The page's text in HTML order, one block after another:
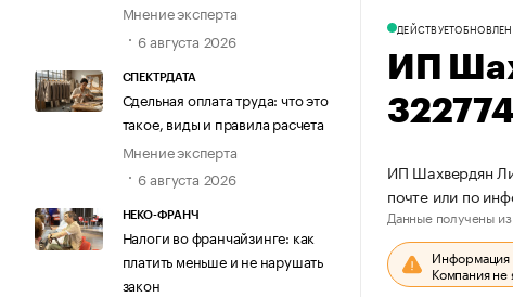
Мнение эксперта
6 августа 2026
СПЕКТРДАТА
Сдельная оплата труда: что это
такое, виды и правила расчета
Мнение эксперта
6 августа 2026
НЕКО-ФРАНЧ
Налоги во франчайзинге: как
платить меньше и не нарушать
закон
ДЕЙСТВУЕТ
ИП
ИП Шахвердян
почте или по
Данные получены
Информация
Компания не